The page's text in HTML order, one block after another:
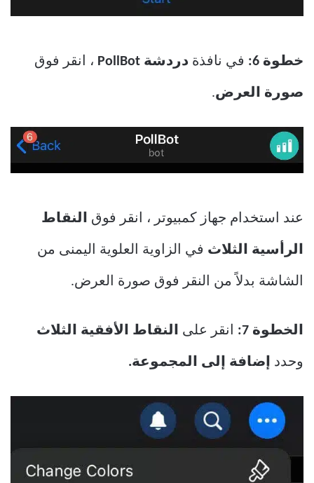
خطوة 6: في نافذة دردشة PollBot ، انقر فوق
صورة العرض.
عند استخدام جهاز كمبيوتر ، انقر فوق النقاط
الرأسية الثلاث في الزاوية العلوية اليمنى من
الشاشة بدلاً من النقر فوق صورة العرض.
الخطوة 7: انقر على النقاط الأفقية الثلاث
وحدد إضافة إلى المجموعة.